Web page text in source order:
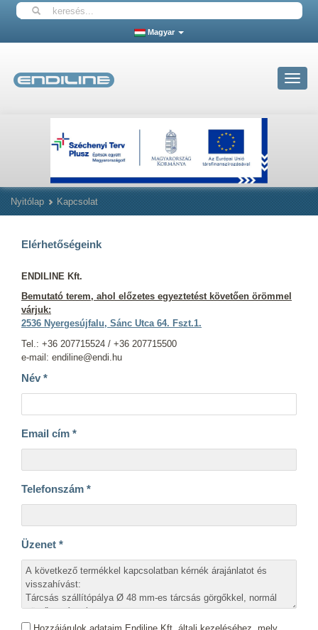
Magyar
Toggle
Nyitólap Kapcsolat
Elérhetőségeink
ENDILINE Kft.
Bemutató terem, ahol előzetes egyeztetést követően örömmel
várjuk:
2536 Nyergesújfalu, Sánc Utca 64. Fszt.1.
Tel.: +36 207715524 / +36 207715500
e-mail: endiline@endi.hu
Név *
Email cím *
Telefonszám *
Üzenet *